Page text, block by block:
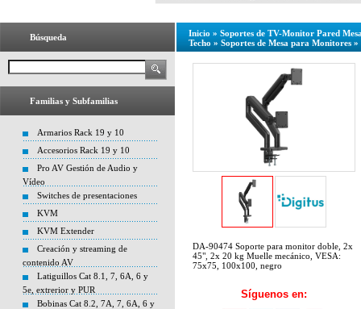
Búsqueda
Familias y Subfamilias
Armarios Rack 19 y 10
Accesorios Rack 19 y 10
Pro AV Gestión de Audio y
Vídeo
Switches de presentaciones
KVM
KVM Extender
Creación y streaming de
contenido AV
Latiguillos Cat 8.1, 7, 6A, 6 y
5e, extrerior y PUR
Bobinas Cat 8.2, 7A, 7, 6A, 6 y
Inicio » Soportes de TV-Monitor Pared
Techo » Soportes de Mesa para Monitores »
DA-90474 Soporte para monitor doble, 2x
45", 2x 20 kg Muelle mecánico, VESA:
75x75, 100x100, negro
Síguenos en: